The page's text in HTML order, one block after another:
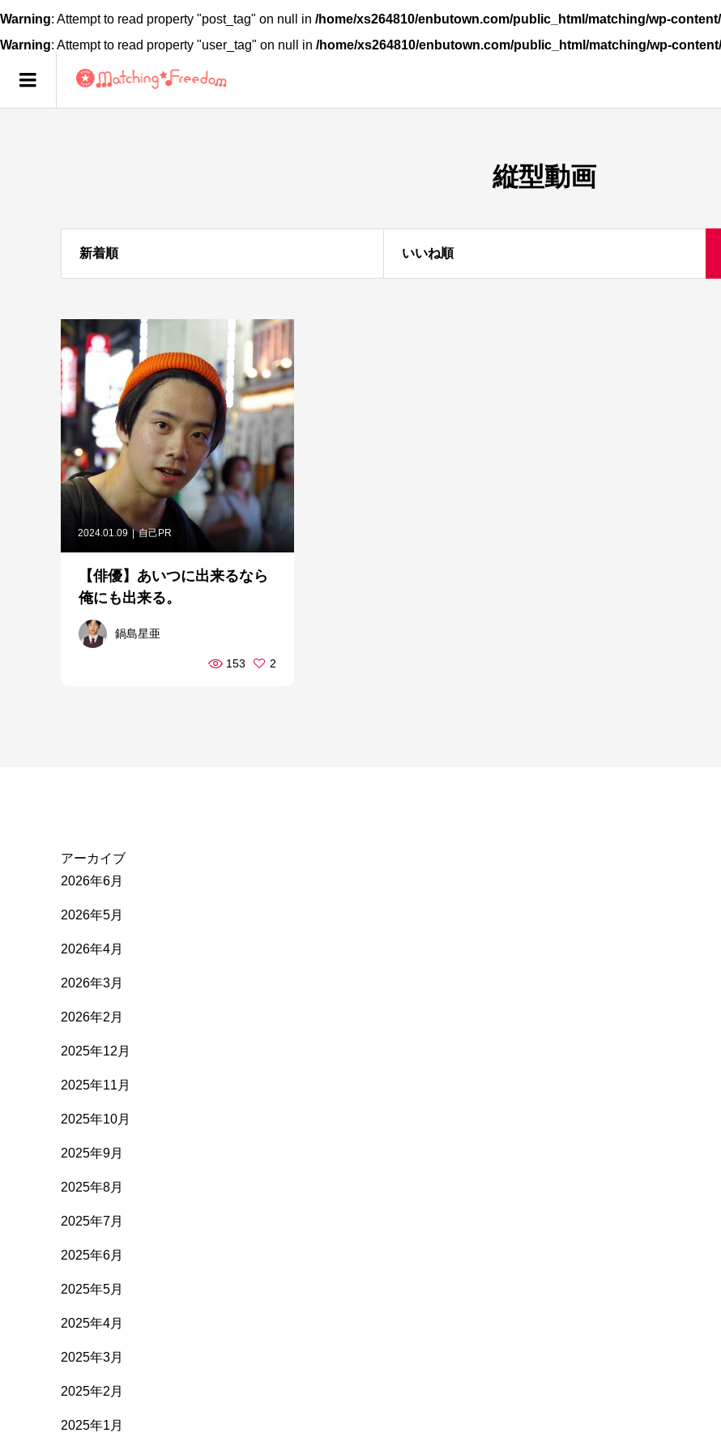
Warning: Attempt to read property "post_tag" on null in /home/xs264810/enbutown.com/public_html/matching/wp-
Warning: Attempt to read property "user_tag" on null in /home/xs264810/enbutown.com/public_html/matching/wp-
縦型動画
新着順 いいね順
2024.01.09 自己PR
【俳優】あいつに出来るなら
俺にも出来る。
鍋島星亜
153 2
アーカイブ
2026年6月
2026年5月
2026年4月
2026年3月
2026年2月
2025年12月
2025年11月
2025年10月
2025年9月
2025年8月
2025年7月
2025年6月
2025年5月
2025年4月
2025年3月
2025年2月
2025年1月